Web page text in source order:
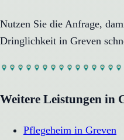
Nutzen Sie die Anfrage,
Dringlichkeit in Greven
Weitere Leistungen in
Pflegeheim in Greven